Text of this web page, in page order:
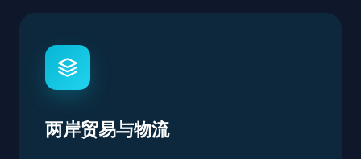
两岸贸易与物流